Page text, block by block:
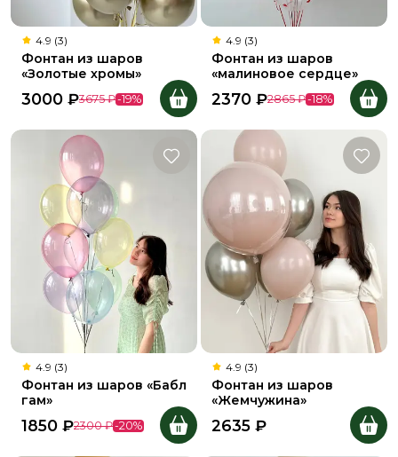
4.9 (3)
Фонтан из шаров
«Золотые хромы»
3000 ₽3675 ₽-19%
4.9 (3)
Фонтан из шаров
«малиновое сердце»
2370 ₽2865 ₽-18%
4.9 (3)
Фонтан из шаров «Бабл
гам»
1850 ₽2300 ₽-20%
4.9 (3)
Фонтан из шаров
«Жемчужина»
2635 ₽